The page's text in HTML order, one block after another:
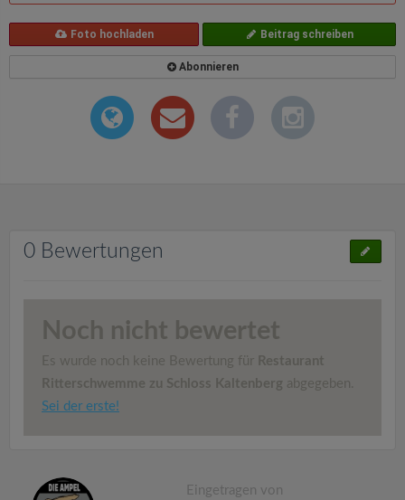
Foto hochladen Beitrag schreiben
Abonnieren
0 Bewertungen
Noch nicht bewertet
Es wurde noch keine Bewertung für Restaurant
Ritterschwemme zu Schloss Kaltenberg abgegeben.
Sei der erste!
Eingetragen von